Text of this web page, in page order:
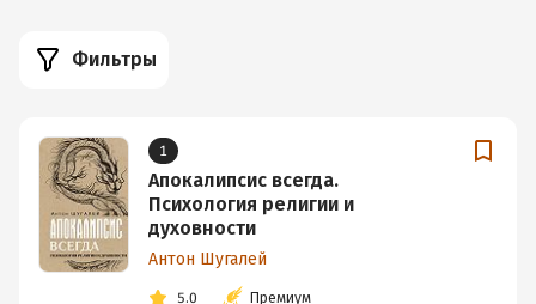
Фильтры
1
Апокалипсис всегда.
Психология религии и
духовности
Антон Шугалей
5.0 Премиум